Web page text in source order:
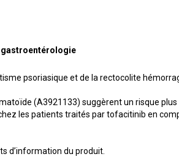
gastroentérologie
psoriasique et de la rectocolite
(A3921133) suggèrent un risque
les patients traités par tofacitinib en
d’information du produit.